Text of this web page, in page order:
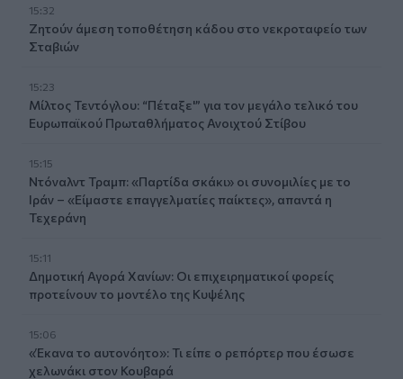
15:32
Ζητούν άμεση τοποθέτηση κάδου στο νεκροταφείο των
Σταβιών
15:23
Μίλτος Τεντόγλου: “Πέταξε'” για τον μεγάλο τελικό του
Ευρωπαϊκού Πρωταθλήματος Ανοιχτού Στίβου
15:15
Ντόναλντ Τραμπ: «Παρτίδα σκάκι» οι συνομιλίες με το
Ιράν – «Είμαστε επαγγελματίες παίκτες», απαντά η
Τεχεράνη
15:11
Δημοτική Αγορά Χανίων: Οι επιχειρηματικοί φορείς
προτείνουν το μοντέλο της Κυψέλης
15:06
«Έκανα το αυτονόητο»: Τι είπε ο ρεπόρτερ που έσωσε
χελωνάκι στον Κουβαρά